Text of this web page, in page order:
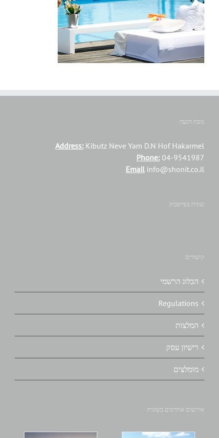
מפת הגעה
Address: Kibutz Neve Yam D.N Hof Hakarmel
Phone: 04-9541987
Email info@shonit.co.il
שונית בפייסבוק
קישורים
הבלוג הרשמי
Regulations
המלצות
רישיון עסק
מומלצים
אירועים אחרונים בשונית